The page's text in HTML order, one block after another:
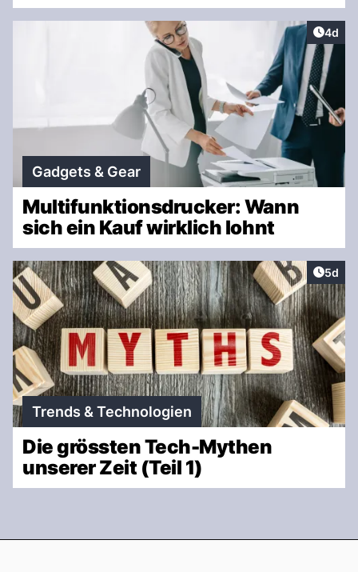
4d
Gadgets & Gear
Multifunktionsdrucker: Wann
sich ein Kauf wirklich lohnt
5d
Trends & Technologien
Die grössten Tech-Mythen
unserer Zeit (Teil 1)